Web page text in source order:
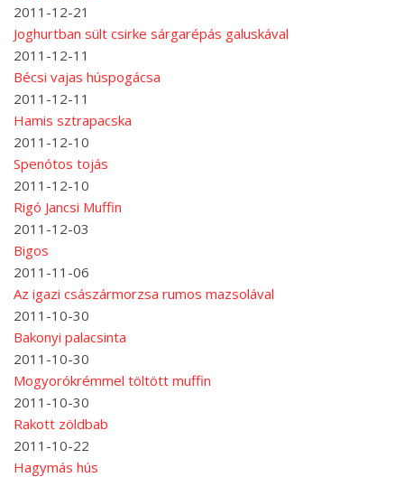
2011-12-21
Joghurtban sült csirke sárgarépás galuskával
2011-12-11
Bécsi vajas húspogácsa
2011-12-11
Hamis sztrapacska
2011-12-10
Spenótos tojás
2011-12-10
Rigó Jancsi Muffin
2011-12-03
Bigos
2011-11-06
Az igazi császármorzsa rumos mazsolával
2011-10-30
Bakonyi palacsinta
2011-10-30
Mogyorókrémmel töltött muffin
2011-10-30
Rakott zöldbab
2011-10-22
Hagymás hús